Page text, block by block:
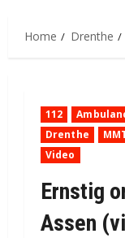
Home Drenthe
112
Drenthe
Video
Ernstig
Assen